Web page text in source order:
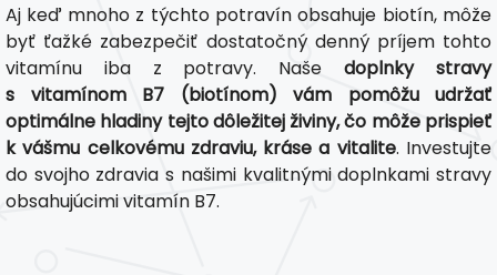
Aj keď mnoho z týchto potravín obsahuje biotín, môže
byť ťažké zabezpečiť dostatočný denný príjem tohto
vitamínu iba z potravy. Našedoplnky stravy
s vitamínom B7 (biotínom) vám pomôžu udržať
optimálne hladiny tejto dôležitej živiny, čo môže prispieť
k vášmu celkovému zdraviu, kráse a vitalite. Investujte
do svojho zdravia s našimi kvalitnými doplnkami stravy
obsahujúcimi vitamín B7.